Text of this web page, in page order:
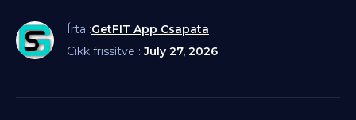
Írta :GetFIT App Csapata
Cikk frissítve :July 27, 2026